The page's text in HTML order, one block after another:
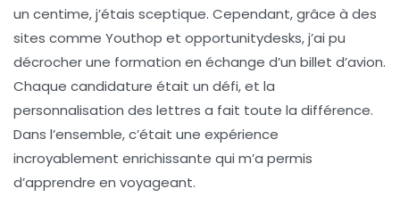
un centime, j’étais sceptique. Cependant, grâce à des
sites comme Youthop et opportunitydesks, j’ai pu
décrocher une formation en échange d’un billet d’avion.
Chaque candidature était un défi, et la
personnalisation des lettres a fait toute la différence.
Dans l’ensemble, c’était une expérience
incroyablement enrichissante qui m’a permis
d’apprendre en voyageant.